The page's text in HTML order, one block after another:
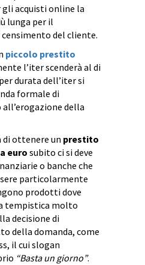
acquisti online la
lunga per il
del cliente.
piccolo prestito
l’iter scenderà al di
durata dell’iter si
formale di
della
di ottenere un prestito
euro subito ci si deve
o banche che
particolarmente
prodotti dove
tempistica molto
decisione di
della domanda, come
il cui slogan
“Basta un giorno”.